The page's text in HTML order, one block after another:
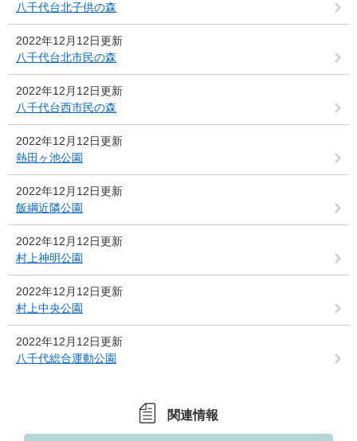
八千代台北子供の森
2022年12月12日更新
八千代台北市民の森
2022年12月12日更新
八千代台西市民の森
2022年12月12日更新
熱田ヶ池公園
2022年12月12日更新
飯綱近隣公園
2022年12月12日更新
村上神明公園
2022年12月12日更新
村上中央公園
2022年12月12日更新
八千代総合運動公園
関連情報